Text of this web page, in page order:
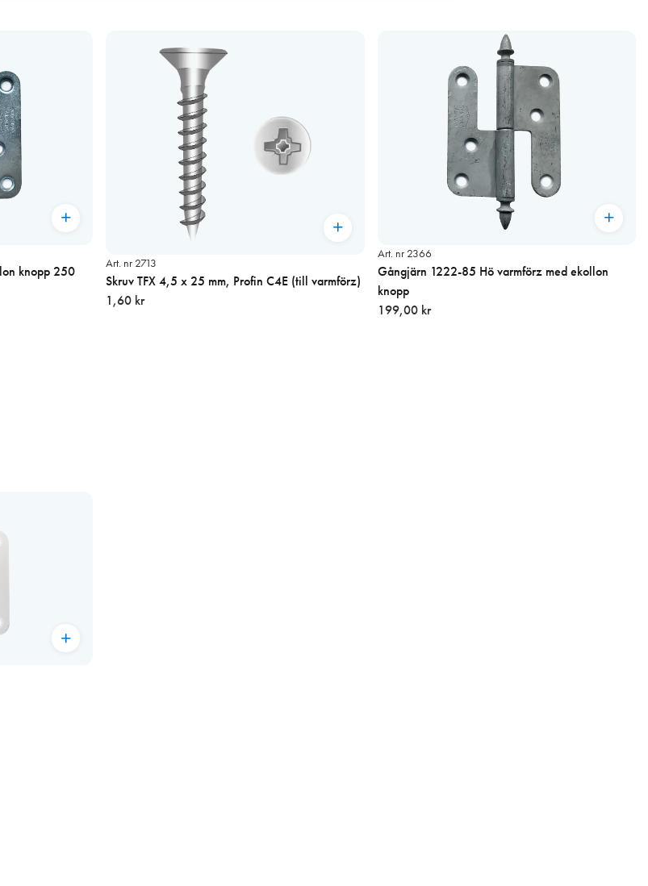
knopp 250
Art. nr 2713
Skruv TFX 4,5 x 25 mm, Profin C4E (till varmförz)
1,60 kr
Art. nr 2366
Gångjärn 1222-85 Hö varmförz med ekollon
knopp
199,00 kr